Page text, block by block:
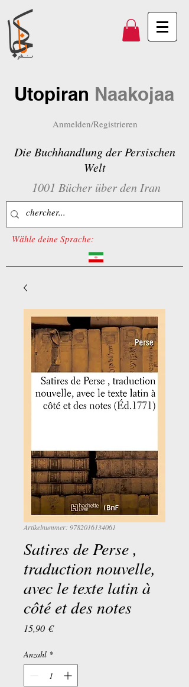
Utopiran Naakojaa
Anmelden/Registrieren
Die Buchhandlung der Persischen
Welt
1001 Bücher über den Iran
Wähle deine Sprache:
Artikelnummer: 9782016134061
Satires de Perse ,
traduction nouvelle,
avec le texte latin à
côté et des notes
15,90 €Preis
Anzahl *